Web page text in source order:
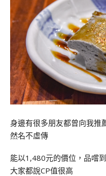
身邊有很多朋友都曾向我推
然名不虛傳
能以1,480元的價位，品嚐
大家都說CP值很高